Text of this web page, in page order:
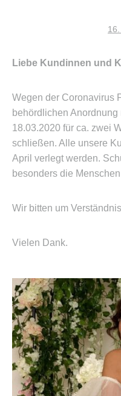
behördlichen Anordnung
18.03.2020 für ca. zwei
schließen. Alle unsere
April verlegt werden.
besonders die